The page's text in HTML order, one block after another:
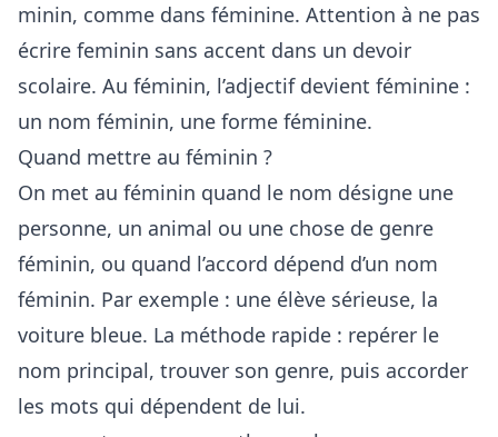
minin, comme dans féminine. Attention à ne pas
écrire feminin sans accent dans un devoir
scolaire. Au féminin, l’adjectif devient féminine :
un nom féminin, une forme féminine.
Quand mettre au féminin ?
On met au féminin quand le nom désigne une
personne, un animal ou une chose de genre
féminin, ou quand l’accord dépend d’un nom
féminin. Par exemple : une élève sérieuse, la
voiture bleue. La méthode rapide : repérer le
nom principal, trouver son genre, puis accorder
les mots qui dépendent de lui.